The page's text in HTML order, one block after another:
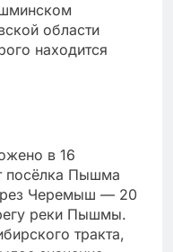
области
находится
в 16
посёлка Пышма
Черемыш — 20
реки Пышмы.
тракта,